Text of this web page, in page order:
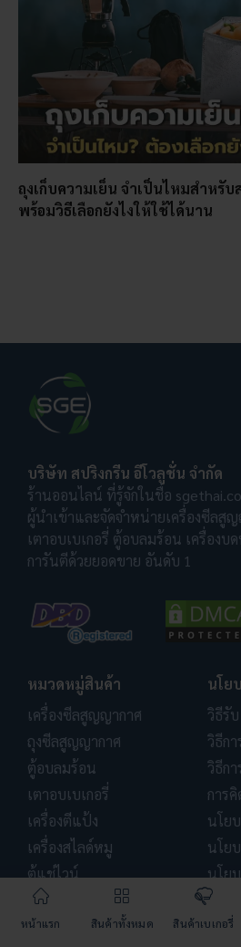
ถุงเก็บความเย็น จำเป็นไหมสำหรั
พร้อมวิธีเลือกยังไงให้ใช้ได้นาน
บริษัท สปริงกรีน อีโวลูชั่น จำกัด
ร้านออนไลน์ ที่รู้จักในชื่อ
ผู้นำเข้าและจัดจำหน่ายเครื่องซีลสู
เตาอบเบเกอรี่ ตู้อบลมร้อน เครื่องบ
การันตีด้วยยอดขาย อันดับ 1
หมวดหมู่สินค้า
เครื่องซีลสูญญากาศ
ถุงซีลสูญญากาศ
ตู้อบลมร้อน
เตาอบเบเกอรี่
เครื่องตีแป้ง
เครื่องสไลด์หมู
ตู้แช่ไวน์
หม้อทอดน้ำ-น้ำมัน
สินค้าทั้งหมด
นโย
วิธีรับ
วิธีก
วิธีกา
การ
นโย
นโย
นโย
นโยบ
แจ้ง
หน้าแรก สินค้าทั้งหมด สินค้าเบเกอรี่